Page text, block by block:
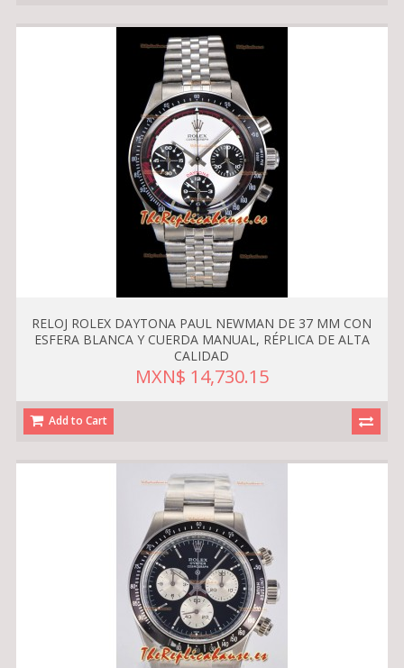
RELOJ ROLEX DAYTONA PAUL NEWMAN DE 37 MM CON
ESFERA BLANCA Y CUERDA MANUAL, RÉPLICA DE ALTA
CALIDAD
MXN$ 14,730.15
Add to Cart